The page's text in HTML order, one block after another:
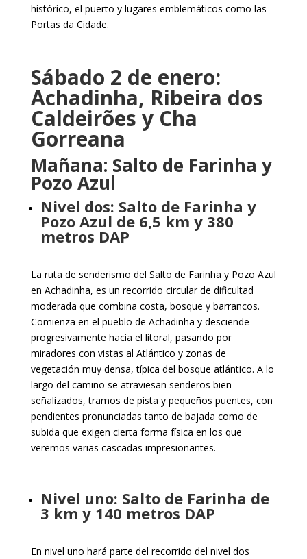
histórico, el puerto y lugares emblemáticos como las
Portas da Cidade.
Sábado 2 de enero:
Achadinha, Ribeira dos
Caldeirões y Cha
Gorreana
Mañana: Salto de Farinha y
Pozo Azul
Nivel dos: Salto de Farinha y
Pozo Azul de 6,5 km y 380
metros DAP
La ruta de senderismo del Salto de Farinha y Pozo Azul
en Achadinha, es un recorrido circular de dificultad
moderada que combina costa, bosque y barrancos.
Comienza en el pueblo de Achadinha y desciende
progresivamente hacia el litoral, pasando por
miradores con vistas al Atlántico y zonas de
vegetación muy densa, típica del bosque atlántico. A lo
largo del camino se atraviesan senderos bien
señalizados, tramos de pista y pequeños puentes, con
pendientes pronunciadas tanto de bajada como de
subida que exigen cierta forma física en los que
veremos varias cascadas impresionantes.
Nivel uno: Salto de Farinha de
3 km y 140 metros DAP
En nivel uno hará parte del recorrido del nivel dos